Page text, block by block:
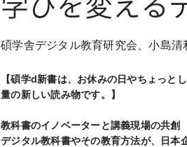
学びを変える
碩学舎デジタル教育研究会、小島清
【碩学d新書は、お休みの日やちょっと
量の新しい読み物です。】
教科書のイノベーターと講義現場の共創
デジタル教科書やその教育方法が、日本